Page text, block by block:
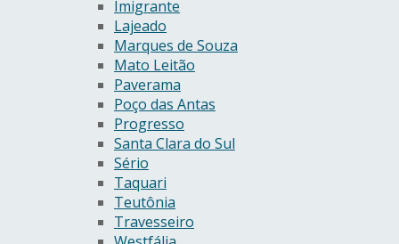
Imigrante
Lajeado
Marques de Souza
Mato Leitão
Paverama
Poço das Antas
Progresso
Santa Clara do Sul
Sério
Taquari
Teutônia
Travesseiro